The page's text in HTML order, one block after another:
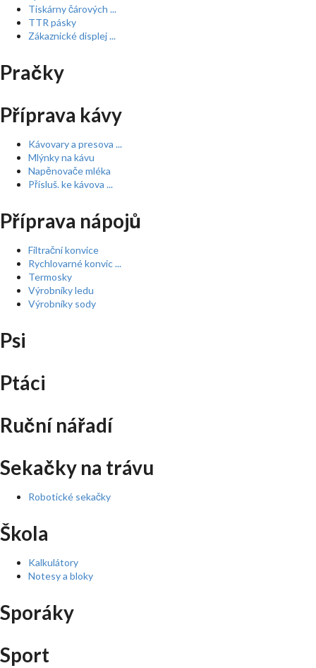
Tiskárny čárových ...
TTR pásky
Zákaznické displej ...
Pračky
Příprava kávy
Kávovary a presova ...
Mlýnky na kávu
Napěnovače mléka
Přísluš. ke kávova ...
Příprava nápojů
Filtrační konvice
Rychlovarné konvic ...
Termosky
Výrobníky ledu
Výrobníky sody
Psi
Ptáci
Ruční nářadí
Sekačky na trávu
Robotické sekačky
Škola
Kalkulátory
Notesy a bloky
Sporáky
Sport